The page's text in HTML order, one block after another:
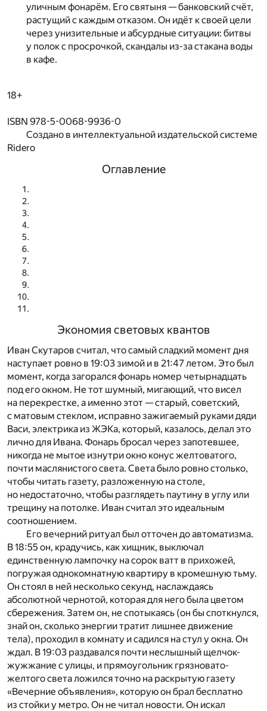
уличным фонарём. Его святыня — банковский счёт,
растущий с каждым отказом. Он идёт к своей цели
через унизительные и абсурдные ситуации: битвы
у полок с просрочкой, скандалы из-за стакана воды
в кафе.
18+
ISBN 978-5-0068-9936-0
Создано в интеллектуальной издательской системе
Ridero
Оглавление
Экономия световых квантов
Иван Скутаров считал, что самый сладкий момент дня
наступает ровно в 19:03 зимой и в 21:47 летом. Это был
момент, когда загорался фонарь номер четырнадцать
под его окном. Не тот шумный, мигающий, что висел
на перекрестке, а именно этот — старый, советский,
с матовым стеклом, исправно зажигаемый руками дяди
Васи, электрика из ЖЭКа, который, казалось, делал это
лично для Ивана. Фонарь бросал через запотевшее,
никогда не мытое изнутри окно конус желтоватого,
почти маслянистого света. Света было ровно столько,
чтобы читать газету, разложенную на столе,
но недостаточно, чтобы разглядеть паутину в углу или
трещину на потолке. Иван считал это идеальным
соотношением.
Его вечерний ритуал был отточен до автоматизма.
В 18:55 он, крадучись, как хищник, выключал
единственную лампочку на сорок ватт в прихожей,
погружая однокомнатную квартиру в кромешную тьму.
Он стоял в ней несколько секунд, наслаждаясь
абсолютной чернотой, которая для него была цветом
сбережения. Затем он, не спотыкаясь (он бы споткнулся,
знай он, сколько энергии тратит лишнее движение
тела), проходил в комнату и садился на стул у окна. Он
ждал. В 19:03 раздавался почти неслышный щелчок-
жужжание с улицы, и прямоугольник грязновато-
желтого света ложился точно на раскрытую газету
«Вечерние объявления», которую он брал бесплатно
из стойки у метро. Он не читал новости. Он искал